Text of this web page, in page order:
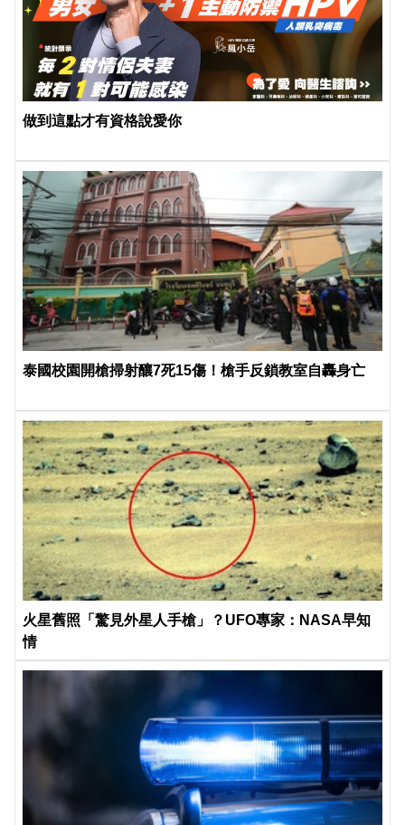
做到這點才有資格說愛你
泰國校園開槍掃射釀7死15傷！槍手反鎖教室自轟身亡
火星舊照「驚見外星人手槍」？UFO專家：NASA早知
情